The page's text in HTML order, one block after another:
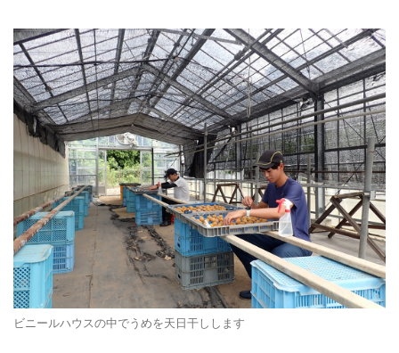
ビニールハウスの中でうめを天日干しします